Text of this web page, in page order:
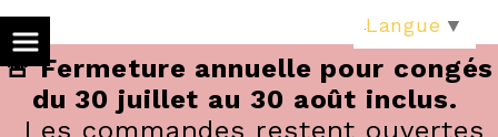
🚨 Fermeture annuelle pour congés
du 30 juillet au 30 août inclus.
Les commandes restent ouvertes
Langue ▼